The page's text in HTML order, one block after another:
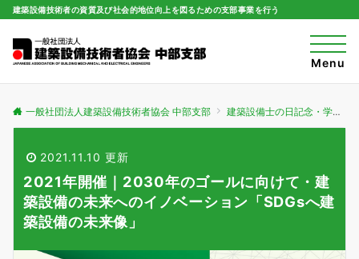
建築設備技術者の資質及び社会的地位向上を図るための支部事業を行う
t
o
g
n
i
o
Menu
一般社団法人建築設備技術者協会 中部支部 建築設備士の日記念・学生コンペ
2021.11.10 更新
2021年開催｜2030年のゴールに向けて・建
築設備の未来へのイノベーション「SDGsへ建
築設備の未来像」